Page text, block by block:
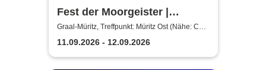
Fest der Moorgeister |
Abendwanderung
Graal-Müritz, Treffpunkt: Müritz Ost (Nähe: Café
Witt)
11.09.2026 - 12.09.2026